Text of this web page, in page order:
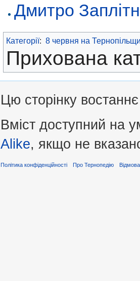
Дмитро
Категорії: 8 червня на
Прихована
Цю сторінку
Вміст доступний на
Alike, якщо не
Політика конфіденційності Про Тернопедію